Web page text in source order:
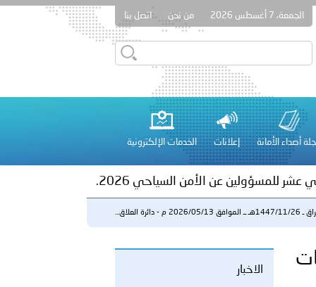
الجمعة، 7 أغسطس 2026 من نحن اتصل بنا
أصداء الأمانة إعلانات الخدمات الإلكترونية
الأميريين معالي النائب الأول لرئيس مجلس الوزراء
العام..
الأعيان المدنية في مدينة نـجران
عشر للمسؤولين عن الأمن السياحي 2026.
الموافق 2026/05/13 م - دائرة العلاق...
الاخبار